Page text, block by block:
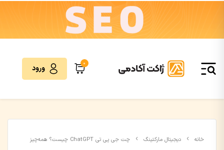
0
ورود
خانه دیجیتال مارکتینگ
چت جی پی تی ChatGPT چیست؟ همه‌چیز